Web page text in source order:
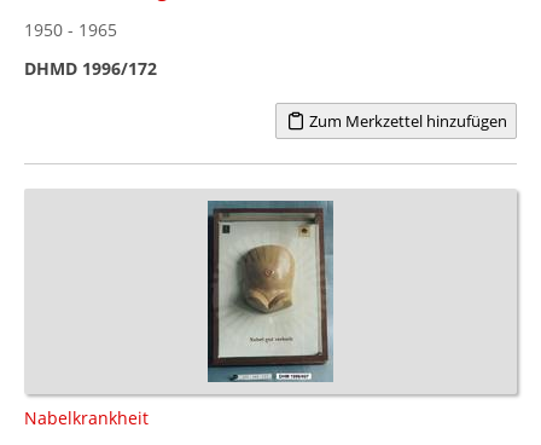
1950 - 1965
DHMD 1996/172
Zum Merkzettel hinzufügen
Nabelkrankheit